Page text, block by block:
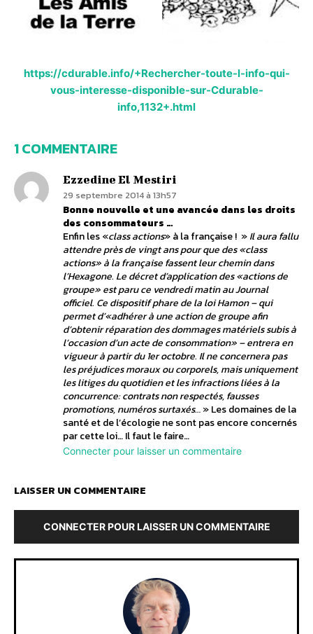
https://cdurable.info/+Rechercher-toute-l-info-qui-
vous-interesse-disponible-sur-Cdurable-
info,1132+.html
1 COMMENTAIRE
Ezzedine El Mestiri
29 septembre 2014 à 13h57
Bonne nouvelle et une avancée dans les droits
des consommateurs …
Enfin les «class actions» à la française ! »Il aura fallu
attendre près de vingt ans pour que des «class
actions» à la française fassent leur chemin dans
l’Hexagone. Le décret d’application des «actions de
groupe» est paru ce vendredi matin au Journal
officiel. Ce dispositif phare de la loi Hamon – qui
permet d’«adhérer à une action de groupe afin
d’obtenir réparation des dommages matériels subis à
l’occasion d’un acte de consommation» – entrera en
vigueur à partir du 1er octobre. Il ne concernera pas
les préjudices moraux ou corporels, mais uniquement
les litiges du quotidien et les infractions liées à la
concurrence: contrats non respectés, fausses
promotions, numéros surtaxés…» Les domaines de la
santé et de l’écologie ne sont pas encore concernés
par cette loi… Il faut le faire…
Connecter pour laisser un commentaire
LAISSER UN COMMENTAIRE
CONNECTER POUR LAISSER UN COMMENTAIRE